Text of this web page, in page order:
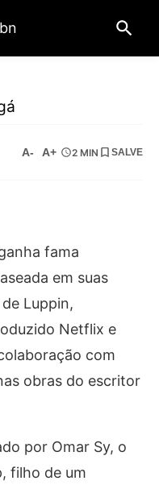
A- A+ 2 MIN SALVE
fama
em suas
Luppin,
Netflix e
com
obras do escritor
por Omar Sy, o
filho de um